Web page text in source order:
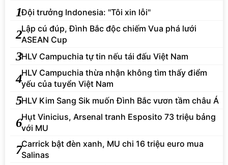
1Đội trưởng Indonesia: "Tôi xin lỗi"
2Lập cú đúp, Đình Bắc độc chiếm Vua phá lưới
ASEAN Cup
3HLV Campuchia tự tin nếu tái đấu Việt Nam
4HLV Campuchia thừa nhận không tìm thấy điểm
yếu của tuyển Việt Nam
5HLV Kim Sang Sik muốn Đình Bắc vươn tầm châu Á
6Hụt Vinicius, Arsenal tranh Esposito 73 triệu bảng
với MU
7Carrick bật đèn xanh, MU chi 16 triệu euro mua
Salinas